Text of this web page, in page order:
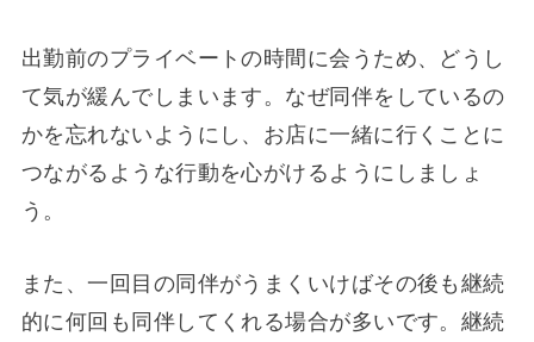
出勤前のプライベートの時間に会うため、どうし
て気が緩んでしまいます。なぜ同伴をしているの
かを忘れないようにし、お店に一緒に行くことに
つながるような行動を心がけるようにしましょ
う。
また、一回目の同伴がうまくいけばその後も継続
的に何回も同伴してくれる場合が多いです。継続